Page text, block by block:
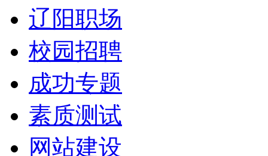
辽阳职场
校园招聘
成功专题
素质测试
网站建设